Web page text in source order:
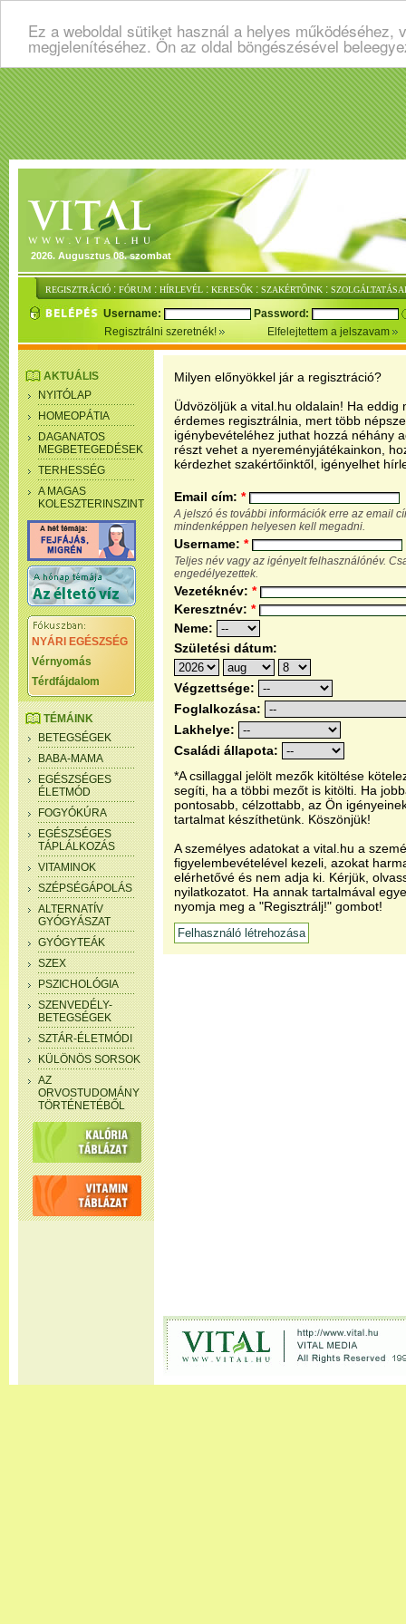
Ez a weboldal sütiket használ a helyes
megjelenítéséhez. Ön az oldal böngészésével
2026. Augusztus 08. szombat
REGISZTRÁCIÓ : FÓRUM : HÍRLEVÉL : KERESŐK : SZAKÉRTŐINK :
Username:
Password:
Regisztrálni szeretnék!
Elfelejtettem a jelszavam
AKTUÁLIS
NYITÓLAP
HOMEOPÁTIA
DAGANATOS
MEGBETEGEDÉSEK
TERHESSÉG
A MAGAS
KOLESZTERINSZINT
NYÁRI EGÉSZSÉG
Vérnyomás
Térdfájdalom
TÉMÁINK
BETEGSÉGEK
BABA-MAMA
EGÉSZSÉGES
ÉLETMÓD
FOGYÓKÚRA
EGÉSZSÉGES
TÁPLÁLKOZÁS
VITAMINOK
SZÉPSÉGÁPOLÁS
ALTERNATÍV
GYÓGYÁSZAT
GYÓGYTEÁK
SZEX
PSZICHOLÓGIA
SZENVEDÉLY-
BETEGSÉGEK
SZTÁR-ÉLETMÓDI
KÜLÖNÖS SORSOK
AZ
ORVOSTUDOMÁNY
TÖRTÉNETÉBŐL
Milyen előnyökkel jár a regisztráció?
Üdvözöljük a vital.hu oldalain! Ha eddig
érdemes regisztrálnia, mert több
igénybevételéhez juthat hozzá néhány
részt vehet a nyereményjátékainkon,
kérdezhet szakértőinktől, igényelhet
Email cím: *
A jelszó és további információk erre az email
mindenképpen helyesen kell megadni.
Username: *
Teljes név vagy az igényelt felhasználónév.
engedélyezettek.
Vezetéknév: *
Keresztnév: *
Neme:
Születési dátum:
Végzettsége:
Foglalkozása:
Lakhelye:
Családi állapota:
*A csillaggal jelölt mezők kitöltése
segíti, ha a többi mezőt is kitölti. Ha
pontosabb, célzottabb, az Ön
tartalmat készíthetünk. Köszönjük!
A személyes adatokat a vital.hu a
figyelembevételével kezeli, azokat
elérhetővé és nem adja ki. Kérjük,
nyilatkozatot. Ha annak tartalmával
nyomja meg a "Regisztrálj!" gombot!